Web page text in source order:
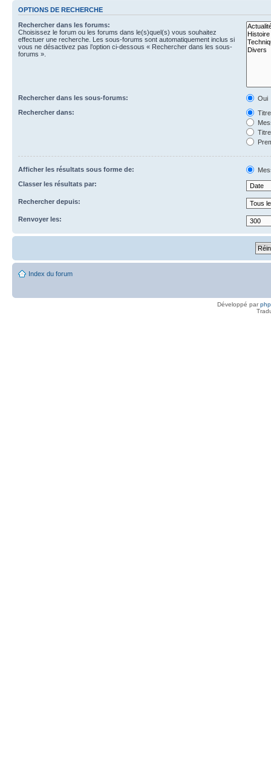
OPTIONS DE RECHERCHE
Rechercher dans les forums:
Choisissez le forum ou les forums dans le(s)quel(s) vous souhaitez
effectuer une recherche. Les sous-forums sont automatiquement inclus si
vous ne désactivez pas l’option ci-dessous « Rechercher dans les sous-
forums ».
Rechercher dans les sous-forums:
Oui
Rechercher dans:
Afficher les résultats sous forme de:
Classer les résultats par:
Rechercher depuis:
Renvoyer les:
Index du forum
Développé par